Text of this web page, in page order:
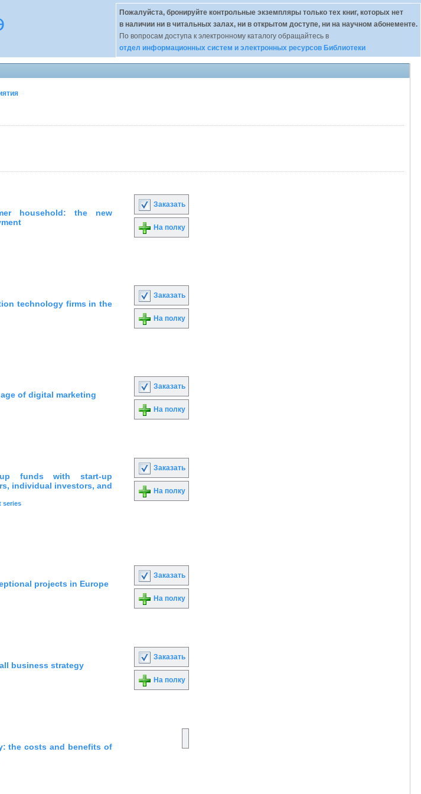
Пожалуйста, бронируйте контрольные экземпляры только тех книг, которых нет
в наличии ни в читальных залах, ни в открытом доступе, ни на научном абонементе.
По вопросам доступа к электронному каталогу обращайтесь в
отдел информационных систем и электронных ресурсов Библиотеки
household: the new
Заказать
На полку
technology firms in the
Заказать
На полку
of digital marketing
Заказать
На полку
funds with start-up
individual investors, and
series
Заказать
На полку
projects in Europe
Заказать
На полку
business strategy
Заказать
На полку
the costs and benefits of